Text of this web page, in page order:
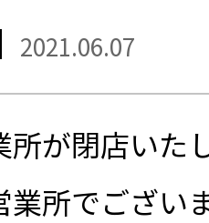
2021.06.07
所が閉店いた
所でござい